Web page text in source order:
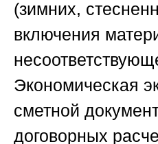
(зимних,
включения
Экономическая
сметной
договорных